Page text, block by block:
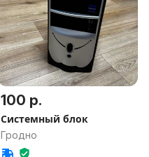
100 р.
Системный блок
Гродно